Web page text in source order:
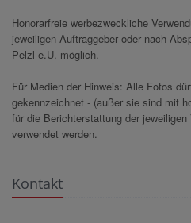
Honorarfreie werbezweckliche
jeweiligen Auftraggeber oder nach
Pelzl e.U. möglich.
Für Medien der Hinweis: Alle Fotos
gekennzeichnet - (außer sie sind mit
für die Berichterstattung der
verwendet werden.
Kontakt